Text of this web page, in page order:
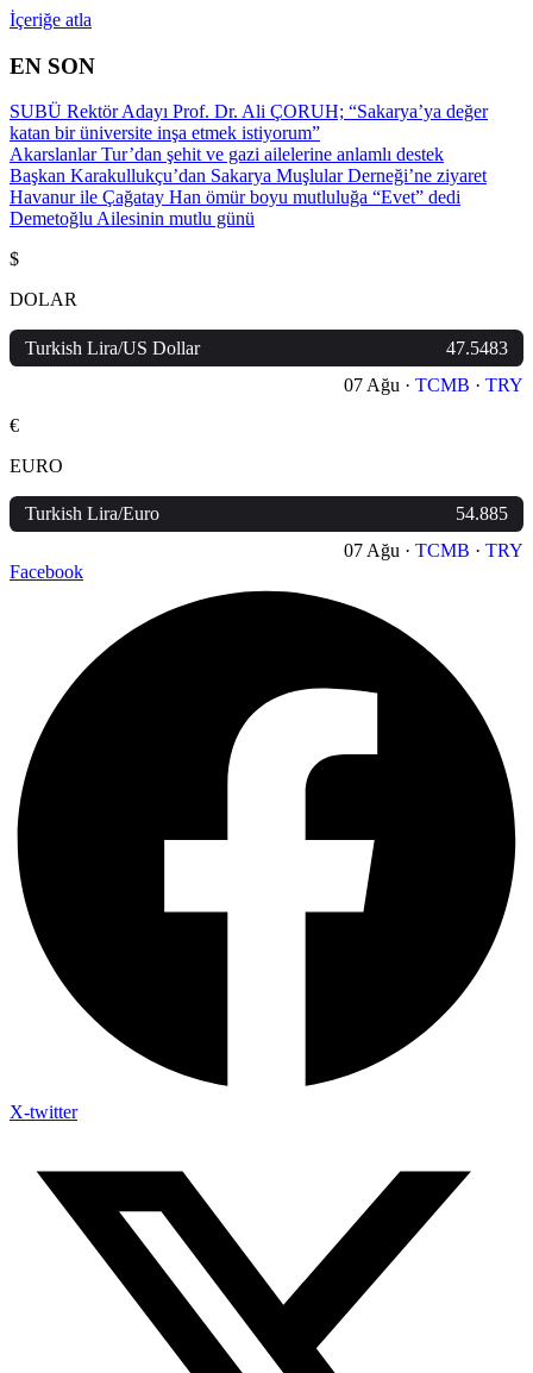
İçeriğe atla
EN SON
SUBÜ Rektör Adayı Prof. Dr. Ali ÇORUH; “Sakarya’ya değer
katan bir üniversite inşa etmek istiyorum”
Akarslanlar Tur’dan şehit ve gazi ailelerine anlamlı destek
Başkan Karakullukçu’dan Sakarya Muşlular Derneği’ne ziyaret
Havanur ile Çağatay Han ömür boyu mutluluğa “Evet” dedi
Demetoğlu Ailesinin mutlu günü
$
DOLAR
Turkish Lira/US Dollar
47.5483
07 Ağu · TCMB · TRY
€
EURO
Turkish Lira/Euro
54.885
07 Ağu · TCMB · TRY
Facebook
X-twitter